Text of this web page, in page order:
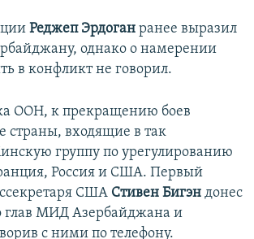
Реджеп Эрдоган ранее выразил
однако о намерении
в конфликт не говорил.
ООН, к прекращению боев
страны, входящие в так
группу по урегулированию
Россия и США. Первый
США Стивен Бигэн донес
глав МИД Азербайджана и
с ними по телефону.